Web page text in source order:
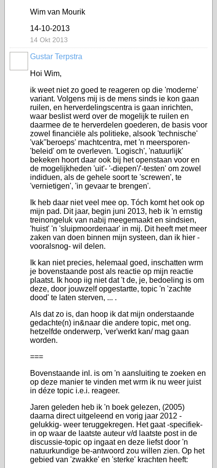
Wim van Mourik
14-10-2013
14 Okt 2013
Gustar Terpstra
Hoi Wim,
ik weet niet zo goed te reageren op die 'moderne'
variant. Volgens mij is de mens sinds ie kon gaan
ruilen, en herverdelingscentra is gaan inrichten,
waar beslist werd over de mogelijk te ruilen en
daarmee de te herverdelen goederen, de basis voor
zowel financiële als politieke, alsook 'technische'
'vak''beroeps' machtcentra, met 'n meersporen-
'beleid' om te overleven. 'Logisch', 'natuurlijk'
bekeken hoort daar ook bij het openstaan voor en
de mogelijkheden 'uit'- '-diepen'/'-testen' om zowel
indiduen, als de gehele soort te 'screwen', te
'vernietigen', 'in gevaar te brengen'.
Ik heb daar niet veel mee op. Tóch komt het ook op
mijn pad. Dit jaar, begin juni 2013, heb ik 'n ernstig
treinongeluk van nabij meegemaakt en sindsien,
'huist' 'n 'sluipmoordenaar' in mij. Dit heeft met meer
zaken van doen binnen mijn systeen, dan ik hier -
vooralsnog- wil delen.
Ik kan niet precies, helemaal goed, inschatten wrm
je bovenstaande post als reactie op mijn reactie
plaatst. Ik hoop iig niet dat 't de, je, bedoeling is om
deze, door jouwzelf opgestartte, topic 'n 'zachte
dood' te laten sterven, ... .
Als dat zo is, dan hoop ik dat mijn onderstaande
gedachte(n) in&naar die andere topic, met ong.
hetzelfde onderwerp, 'ver'werkt kan/ mag gaan
worden.
===
Bovenstaande inl. is om 'n aansluiting te zoeken en
op deze manier te vinden met wrm ik nu weer juist
in déze topic i.e.i. reageer.
Jaren geleden heb ik 'n boek gelezen, (2005)
daarna direct uitgeleend en vorig jaar 2012 -
gelukkig- weer teruggekregen. Het gaat -specifiek-
in op waar de laatste auteur v/d laatste post in de
discussie-topic op ingaat en deze liefst door 'n
natuurkundige be-antwoord zou willen zien. Op het
gebied van 'zwakke' en 'sterke' krachten heeft: